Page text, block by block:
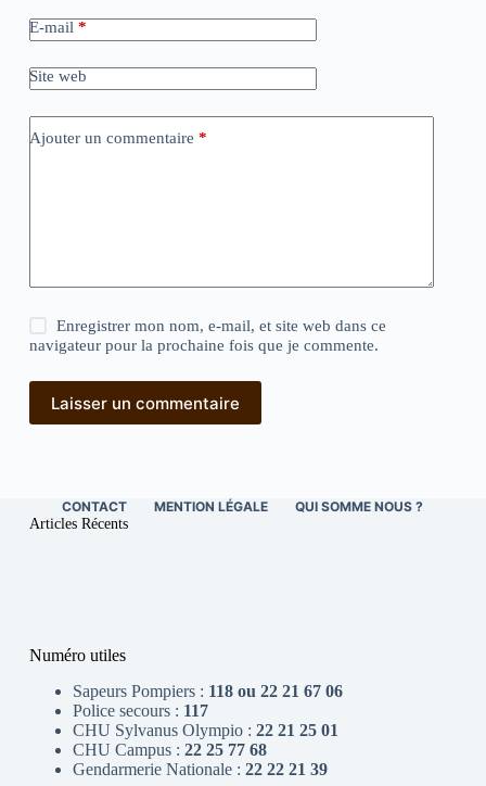
E-mail *
Site web
Ajouter un commentaire *
Enregistrer mon nom, e-mail, et site web dans ce
navigateur pour la prochaine fois que je commente.
Laisser un commentaire
CONTACT MENTION LÉGALE QUI SOMME NOUS ?
Articles Récents
Numéro utiles
Sapeurs Pompiers : 118 ou 22 21 67 06
Police secours : 117
CHU Sylvanus Olympio : 22 21 25 01
CHU Campus : 22 25 77 68
Gendarmerie Nationale : 22 22 21 39